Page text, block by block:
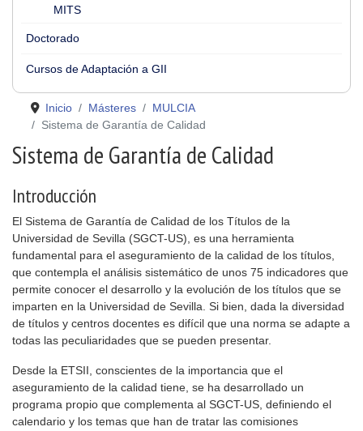
MITS
Doctorado
Cursos de Adaptación a GII
Inicio Másteres
MULCIA
Sistema de Garantía de Calidad
Sistema de Garantía de Calidad
Introducción
El Sistema de Garantía de Calidad de los Títulos de la
Universidad de Sevilla (SGCT-US), es una herramienta
fundamental para el aseguramiento de la calidad de los títulos,
que contempla el análisis sistemático de unos 75 indicadores que
permite conocer el desarrollo y la evolución de los títulos que se
imparten en la Universidad de Sevilla. Si bien, dada la diversidad
de títulos y centros docentes es difícil que una norma se adapte a
todas las peculiaridades que se pueden presentar.
Desde la ETSII, conscientes de la importancia que el
aseguramiento de la calidad tiene, se ha desarrollado un
programa propio que complementa al SGCT-US, definiendo el
calendario y los temas que han de tratar las comisiones